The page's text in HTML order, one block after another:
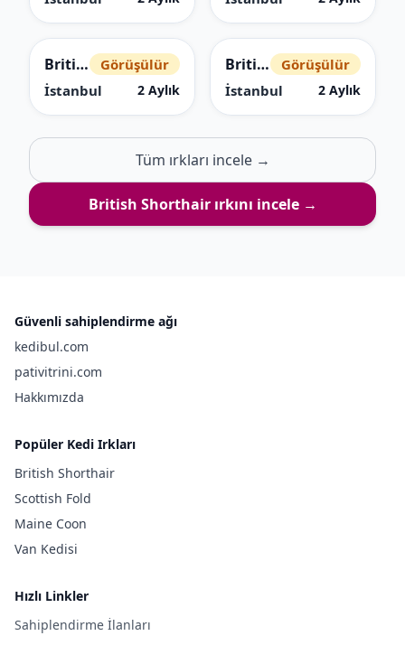
British Shorthair
Görüşülür
İstanbul
2 Aylık
British Shorthair
Görüşülür
İstanbul
2 Aylık
Tüm ırkları incele →
British Shorthairırkını incele →
Güvenli sahiplendirme ağı
kedibul.com
pativitrini.com
Hakkımızda
Popüler Kedi Irkları
British Shorthair
Scottish Fold
Maine Coon
Van Kedisi
Hızlı Linkler
Sahiplendirme İlanları